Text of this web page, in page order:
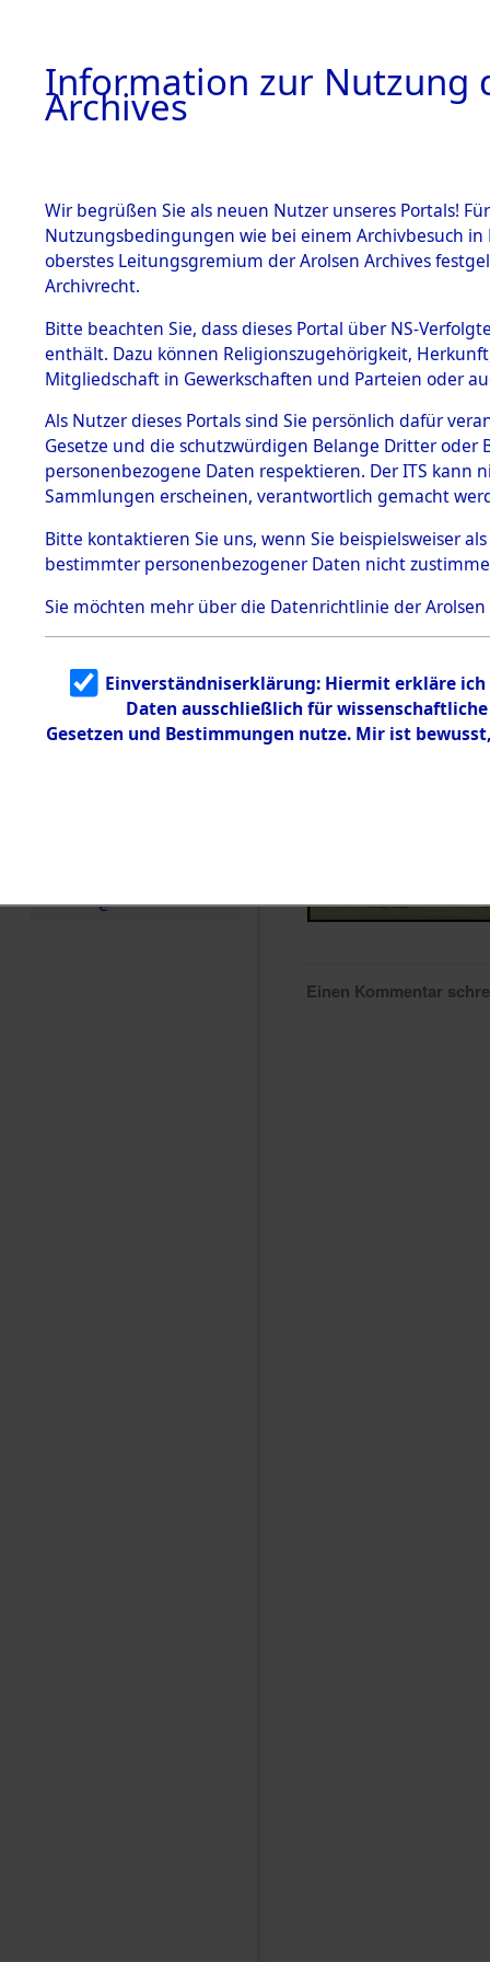
BESTÄNDE
1.
mente
5. Verschiedenes
5.3
Todesmärsche
5.3.1 Alliierte
Erhebungen
zu
Todesmärsch
en
5.3.2
Identifizierun
g
5.3.3
Todesmärsch
e
Einen Kommentar
Information zur Nutzung
Archives
Wir begrüßen Sie als neuen Nutzer unseres Portals!
Nutzungsbedingungen wie bei einem Archivbesuch
oberstes Leitungsgremium der Arolsen Archives
Archivrecht.
Bitte beachten Sie, dass dieses Portal über NS-
enthält. Dazu können Religionszugehörigkeit,
Mitgliedschaft in Gewerkschaften und Parteien oder
Als Nutzer dieses Portals sind Sie persönlich dafür
Gesetze und die schutzwürdigen Belange Dritter
personenbezogene Daten respektieren. Der ITS
Sammlungen erscheinen, verantwortlich gemacht
Bitte kontaktieren Sie uns, wenn Sie beispielsweiser
bestimmter personenbezogener Daten nicht
Sie möchten mehr über die Datenrichtlinie der Arolsen
Einverständniserklärung: Hiermit erkläre
Daten ausschließlich für
Gesetzen und Bestimmungen nutze. Mir ist